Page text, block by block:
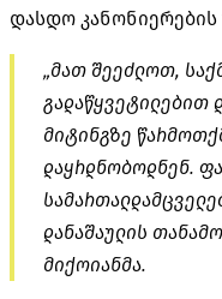
დასდო
„მათ შეეძლოთ,
გადაწყვეტილებით
მიტინგზე
დაყრდნობოდნენ.
დანაშაულის
მიქოიანმა.